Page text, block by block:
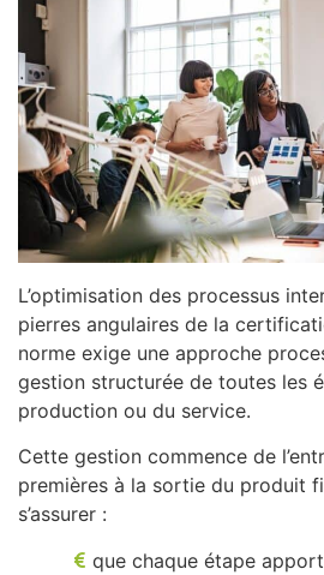
L’optimisation des processus
pierres angulaires de la
norme exige une approche
gestion structurée de toutes les
production ou du service.
Cette gestion commence de
premières à la sortie du produit
s’assurer :
que chaque étape